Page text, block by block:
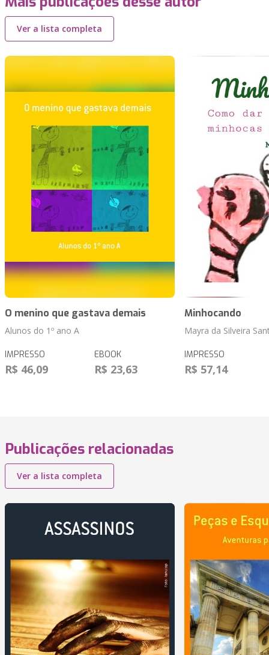
Ver a lista completa
O menino que gastava demais
Alunos do 1º ano A
IMPRESSO
R$ 46,09
EBOOK
R$ 23,63
Minhocando
Mayra da Silveira
IMPRESSO
R$ 57,14
Publicações relacionadas
Ver a lista completa